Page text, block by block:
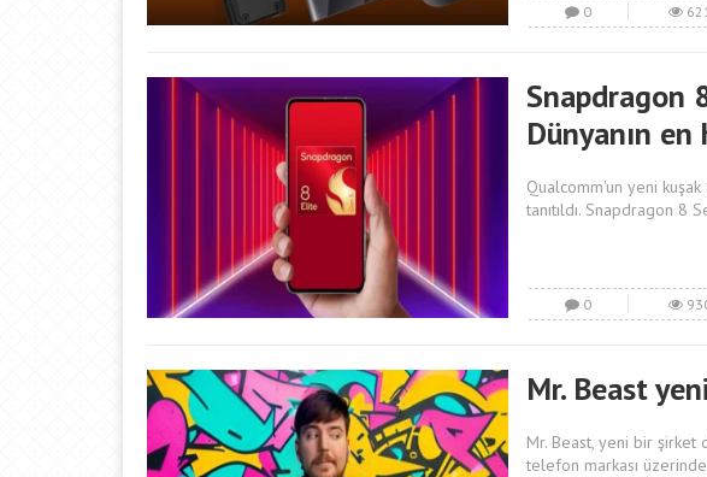
0
Snapdragon
Dünyanın en
Qualcomm'un yeni
tanıtıldı. Snapdragon 8
0
Mr. Beast
Mr. Beast, yeni bir şirket
telefon markası üzerinde